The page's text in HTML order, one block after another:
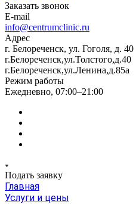
Заказать звонок
E-mail
info@centrumclinic.ru
Адрес
г. Белореченск, ул. Гоголя, д. 40
г.Белореченск,ул.Толстого,д.40
г.Белореченск,ул.Ленина,д.85а
Режим работы
Ежедневно, 07:00–21:00
Подать заявку
Главная
Услуги и цены